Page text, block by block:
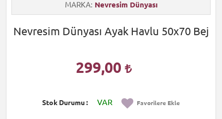
MARKA Nevresim Dünyası
Nevresim Dünyası Ayak Havlu 50x70 Bej
299,00
Stok Durumu VAR Favorilere Ekle